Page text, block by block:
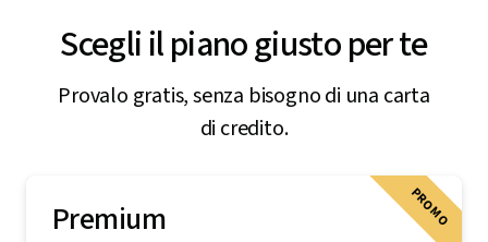
Scegli il piano giusto per te
Provalo gratis, senza bisogno di una carta
di credito.
PROMO
Premium